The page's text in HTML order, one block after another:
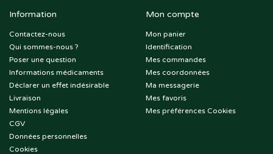
Information
Contactez-nous
Qui sommes-nous ?
Poser une question
Informations médicaments
Déclarer un effet indésirable
Livraison
Mentions légales
CGV
Données personnelles
Cookies
Mon compte
Mon panier
Identification
Mes commandes
Mes coordonnées
Ma messagerie
Mes favoris
Mes préférences Cookies